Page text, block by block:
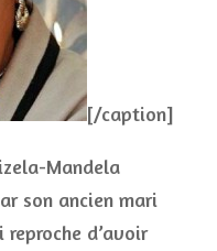
[/caption]
Mandela
son ancien mari
d’avoir